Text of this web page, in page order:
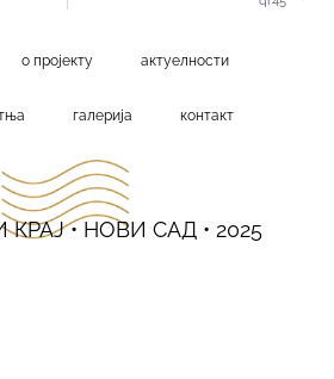
о пројекту актуелности
галерија контакт
• НОВИ САД • 2025